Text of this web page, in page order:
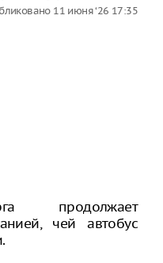
11 июня ‘26 17:35
продолжает
чей автобус